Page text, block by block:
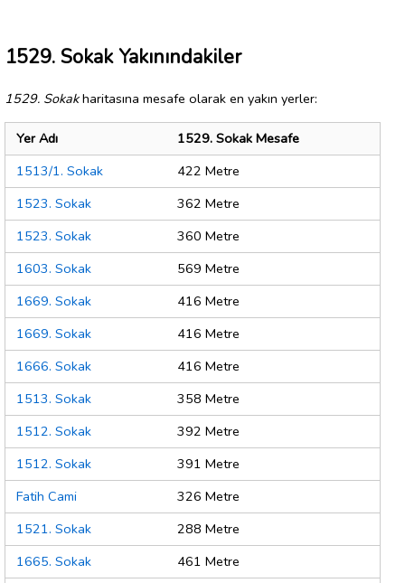
1529. Sokak Yakınındakiler
1529. Sokakharitasına mesafe olarak en yakın yerler:
Yer Adı
1529. Sokak Mesafe
1513/1. Sokak
422 Metre
1523. Sokak
362 Metre
1523. Sokak
360 Metre
1603. Sokak
569 Metre
1669. Sokak
416 Metre
1669. Sokak
416 Metre
1666. Sokak
416 Metre
1513. Sokak
358 Metre
1512. Sokak
392 Metre
1512. Sokak
391 Metre
Fatih Cami
326 Metre
1521. Sokak
288 Metre
1665. Sokak
461 Metre